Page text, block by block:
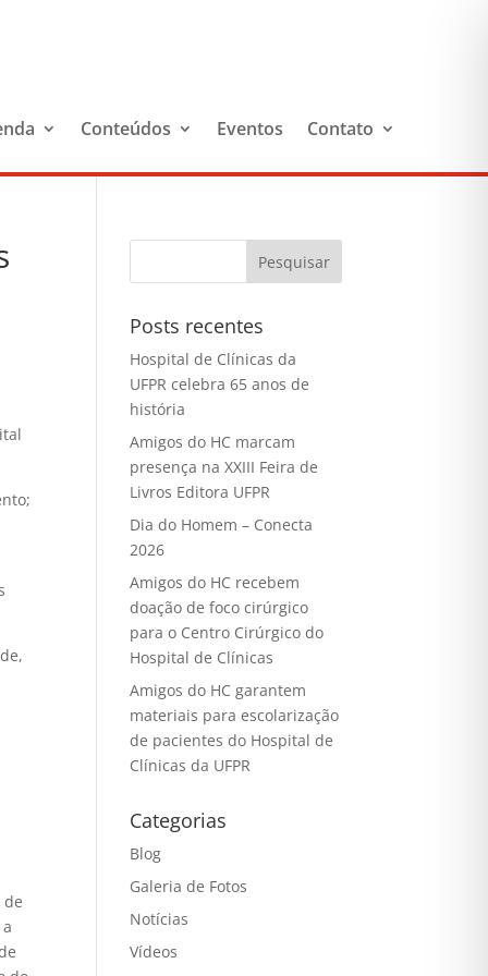
Conteúdos Eventos Contato
de
Posts recentes
Hospital de Clínicas da
UFPR celebra 65 anos de
história
Amigos do HC marcam
presença na XXIII Feira de
Livros Editora UFPR
Dia do Homem – Conecta
2026
Amigos do HC recebem
doação de foco cirúrgico
para o Centro Cirúrgico do
Hospital de Clínicas
Amigos do HC garantem
materiais para escolarização
de pacientes do Hospital de
Clínicas da UFPR
Categorias
Blog
Galeria de Fotos
Notícias
Vídeos